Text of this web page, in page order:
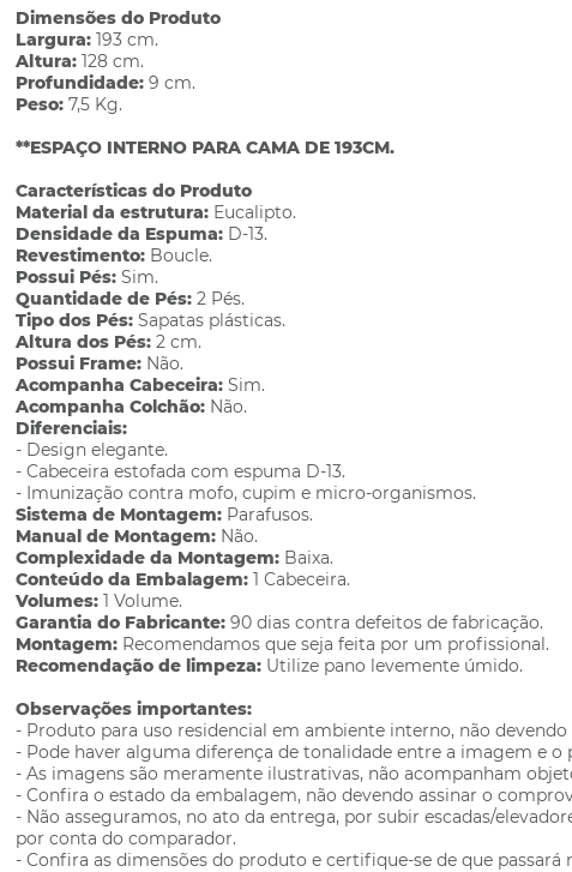
Dimensões do Produto
Largura:193 cm.
Altura:128 cm.
Profundidade:9 cm.
Peso:7,5 Kg.
**ESPAÇO INTERNO PARA CAMA DE 193CM.
Características do Produto
Material da estrutura: Eucalipto.
Densidade da Espuma: D-13.
Revestimento: Boucle.
Possui Pés:Sim.
Quantidade de Pés: 2 Pés.
Tipo dos Pés:Sapatas plásticas.
Altura dos Pés: 2 cm.
Possui Frame: Não.
Acompanha Cabeceira: Sim.
Acompanha Colchão: Não.
Diferenciais:
- Design elegante.
- Cabeceira estofada com espuma D-13.
- Imunização contra mofo, cupim e micro-organismos.
Sistema de Montagem: Parafusos.
Manual de Montagem: Não.
Complexidade da Montagem: Baixa.
Conteúdo da Embalagem:1 Cabeceira.
Volumes:1 Volume.
Garantia do Fabricante:90 dias contra defeitos de fabricação.
Montagem: Recomendamos que seja feita por um profissional.
Recomendação de limpeza: Utilize pano levemente úmido.
Observações importantes:
- Produto para uso residencial em ambiente interno, não
- Pode haver alguma diferença de tonalidade entre a imagem e
- As imagens são meramente ilustrativas, não acompanham
- Confira o estado da embalagem, não devendo assinar o
- Não asseguramos, no ato da entrega, por subir escadas/
por conta do comparador.
- Confira as dimensões do produto e certifique-se de que